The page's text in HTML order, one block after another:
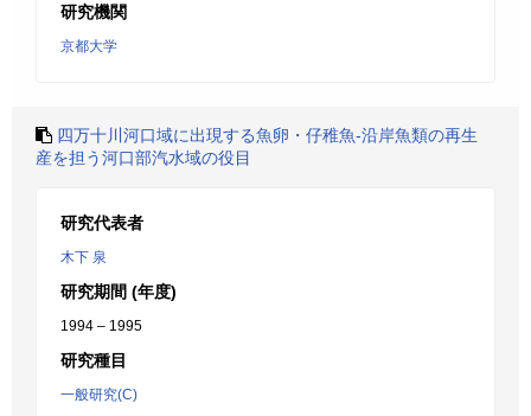
研究機関
京都大学
四万十川河口域に出現する魚卵・仔稚魚-沿岸魚類の再生
産を担う河口部汽水域の役目
研究代表者
木下 泉
研究期間 (年度)
1994 – 1995
研究種目
一般研究(C)